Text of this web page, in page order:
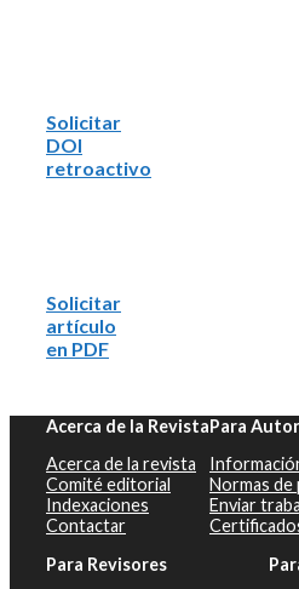
Solicitar
DOI
retroactivo
Solicitar
artículo
en PDF
Acerca de la Revista
Acerca de la revista
Comité editorial
Indexaciones
Contactar
Para
Normas de
Enviar
Para Revisores